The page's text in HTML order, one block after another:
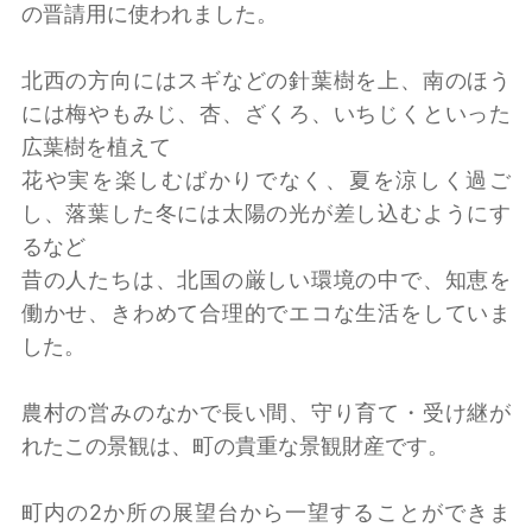
の晋請用に使われました。
北西の方向にはスギなどの針葉樹を上、南のほう
には梅やもみじ、杏、ざくろ、いちじくといった
広葉樹を植えて
花や実を楽しむばかりでなく、夏を涼しく過ご
し、落葉した冬には太陽の光が差し込むようにす
るなど
昔の人たちは、北国の厳しい環境の中で、知恵を
働かせ、きわめて合理的でエコな生活をしていま
した。
農村の営みのなかで長い間、守り育て・受け継が
れたこの景観は、町の貴重な景観財産です。
町内の2か所の展望台から一望することができま